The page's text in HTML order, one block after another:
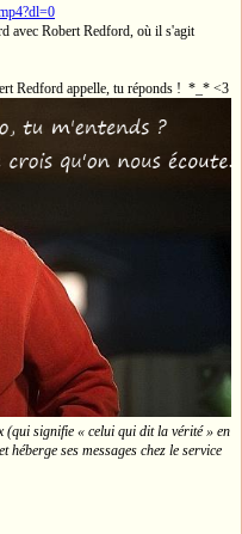
avec Robert Redford, où il s'agit
Redford appelle, tu réponds ! *_* <3
(qui signifie « celui qui dit la vérité » en
ses messages chez le service